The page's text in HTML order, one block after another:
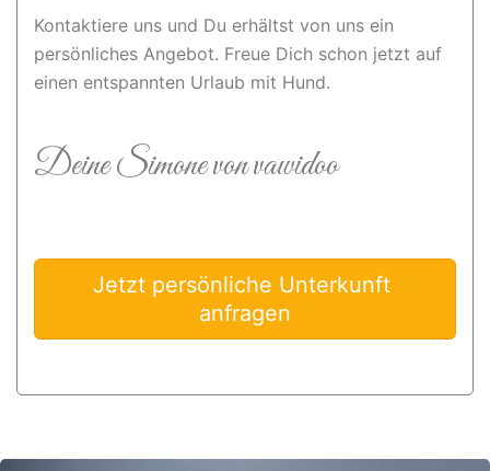
Kontaktiere uns und Du erhältst von uns ein
persönliches Angebot. Freue Dich schon jetzt auf
einen entspannten Urlaub mit Hund.
Deine Simone von vawidoo
Jetzt persönliche Unterkunft
anfragen